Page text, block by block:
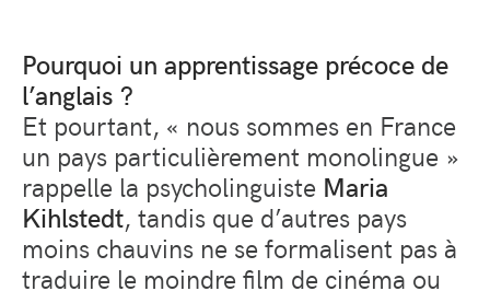
Pourquoi un apprentissage précoce de
l’anglais ?
Et pourtant, « nous sommes en France
un pays particulièrement monolingue »
rappelle la psycholinguiste Maria
Kihlstedt, tandis que d’autres pays
moins chauvins ne se formalisent pas à
traduire le moindre film de cinéma ou